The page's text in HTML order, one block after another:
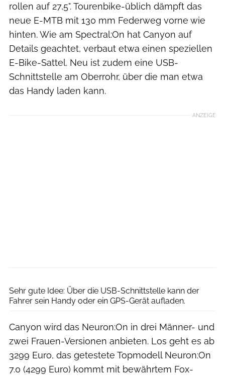
rollen auf 27,5". Tourenbike-üblich dämpft das
neue E-MTB mit 130 mm Federweg vorne wie
hinten. Wie am Spectral:On hat Canyon auf
Details geachtet, verbaut etwa einen speziellen
E-Bike-Sattel. Neu ist zudem eine USB-
Schnittstelle am Oberrohr, über die man etwa
das Handy laden kann.
ANZEIGE
Sehr gute Idee: Über die USB-Schnittstelle kann der
Fahrer sein Handy oder ein GPS-Gerät aufladen.
Canyon wird das Neuron:On in drei Männer- und
zwei Frauen-Versionen anbieten. Los geht es ab
3299 Euro, das getestete Topmodell Neuron:On
7.0 (4299 Euro) kommt mit bewährtem Fox-